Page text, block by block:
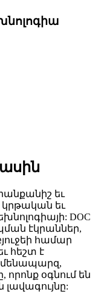
եւ
եւ
DOC
էկրաններ,
համար
հեշտ է
որոնք օգնում են
լավագույնը: